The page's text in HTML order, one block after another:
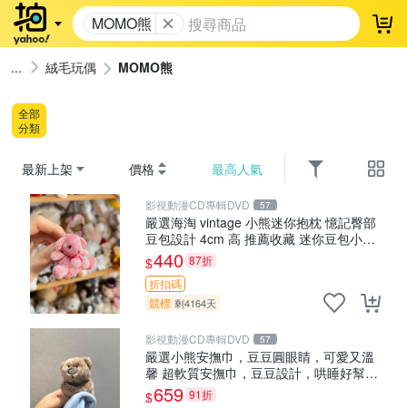
MOMO熊 登
絨毛玩偶 MOMO熊
全部
分類
最新上架 價格 最高人氣
影視動漫CD專輯DVD 57
嚴選海淘 vintage 小熊迷你抱枕 憶記臀部
豆包設計 4cm 高 推薦收藏 迷你豆包小
熊、高臀部、豆袋抱枕
$440 87折
折扣碼
競標 剩4164天
影視動漫CD專輯DVD 57
嚴選小熊安撫巾，豆豆圓眼睛，可愛又溫
馨 超軟質安撫巾，豆豆設計，哄睡好幫手
約克豆豆眼安撫巾 數碼豆豆眼
$659 91折